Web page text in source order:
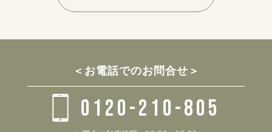
＜お電話でのお問合せ＞
0120-210-805